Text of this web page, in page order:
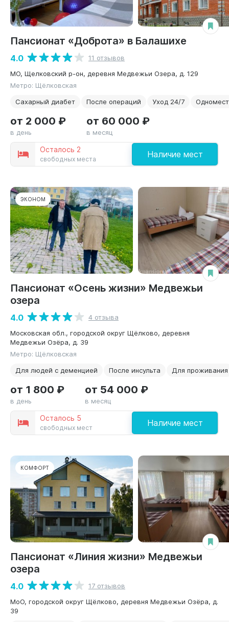
Пансионат «Доброта» в Балашихе
4.0
11 отзывов
МО, Щелковский р-он, деревня Медвежьи Озера, д. 129
Метро: Щёлковская
Сахарный диабет
После операций Уход 24/7
Осталось 2
свободных места Наличие мест
от 2 000 ₽
в день
от 60 000 ₽
в месяц
ЭКОНОМ
Пансионат «Осень жизни» Медвежьи
озера
4.0
4 отзыва
Московская обл., городской округ Щёлково, деревня
Медвежьи Озёра, д. 39
Метро: Щёлковская
Для людей с деменцией
После инсульта Для проживания
Осталось 5
свободных мест Наличие мест
от 1 800 ₽
в день
от 54 000 ₽
в месяц
КОМФОРТ
Пансионат «Линия жизни» Медвежьи
озера
4.0
17 отзывов
МоО, городской округ Щёлково, деревня Медвежьи Озёра, д.
39